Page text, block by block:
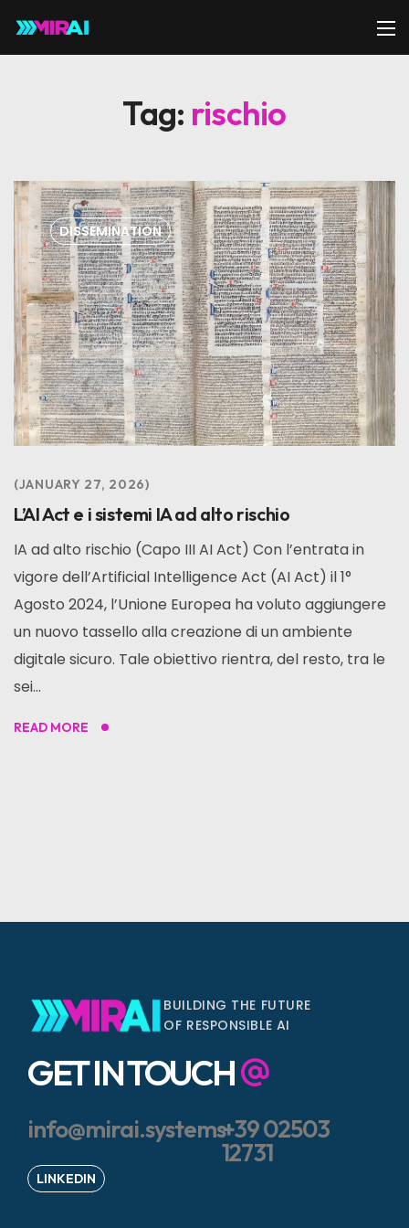
Tag: rischio
DISSEMINATION
JANUARY 27, 2026
L’AI Act e i sistemi IA ad alto rischio
IA ad alto rischio (Capo III AI Act) Con l’entrata in
vigore dell’Artificial Intelligence Act (AI Act) il 1°
Agosto 2024, l’Unione Europea ha voluto aggiungere
un nuovo tassello alla creazione di un ambiente
digitale sicuro. Tale obiettivo rientra, del resto, tra le
sei...
READ MORE
BUILDING THE FUTURE
OF RESPONSIBLE AI
GET IN TOUCH
info@mirai.systems+39 02503
12731
LINKEDIN